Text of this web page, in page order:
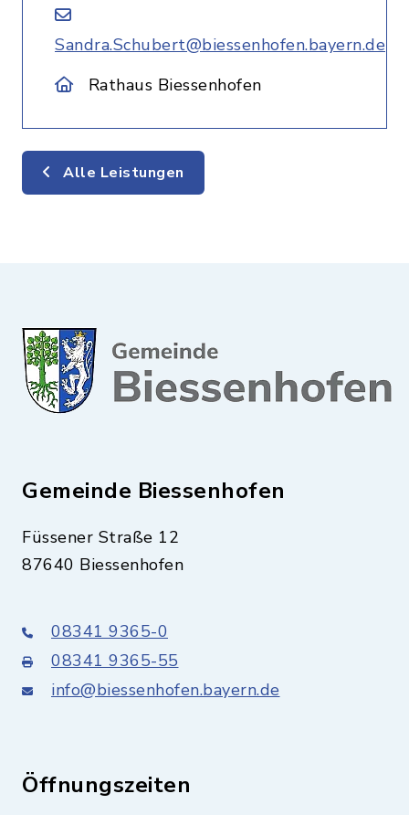
Sandra.Schubert@biessenhofen.bayern.de
Rathaus Biessenhofen
Alle Leistungen
Gemeinde Biessenhofen
Füssener Straße 12
87640 Biessenhofen
08341 9365-0
08341 9365-55
info@biessenhofen.bayern.de
Öffnungszeiten